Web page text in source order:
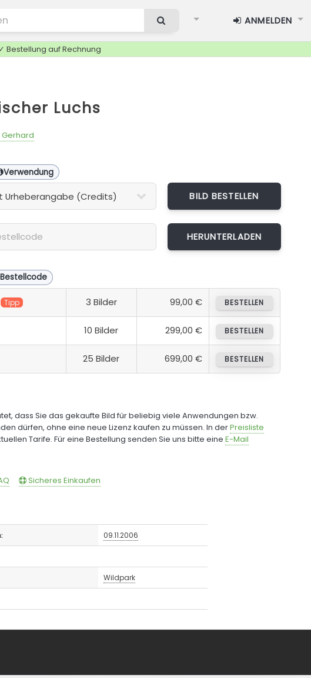
ANMELDEN
auf Rechnung
Luchs
Verwendung
BILD BESTELLEN
Bestellcode
Tipp 3 Bilder 99,00 € BESTELLEN
10 Bilder 299,00 € BESTELLEN
25 Bilder 699,00 € BESTELLEN
dass Sie das gekaufte Bild für beliebig viele Anwendungen bzw.
dürfen, ohne eine neue Lizenz kaufen zu müssen. In derPreisliste
Tarife. Für eine Bestellung senden Sie uns bitte eine E-Mail
Sicheres Einkaufen
09.11.2006
Wildpark